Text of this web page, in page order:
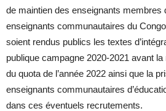
de maintien des enseignants membres
enseignants communautaires du
soient rendus publics les textes
publique campagne 2020-2021 avant la
du quota de l’année 2022 ainsi que la
enseignants communautaires
dans ces éventuels recrutements.